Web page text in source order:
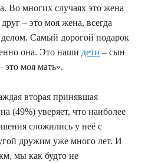
Во многих случаях это жена
– это моя жена, всегда
Самый дорогой подарок
она. Это наши дети – сын
моя мать».
вторая принявшая
(49%) уверяет, что наиболее
сложились у неё с
дружим уже много лет. И
мы как будто не